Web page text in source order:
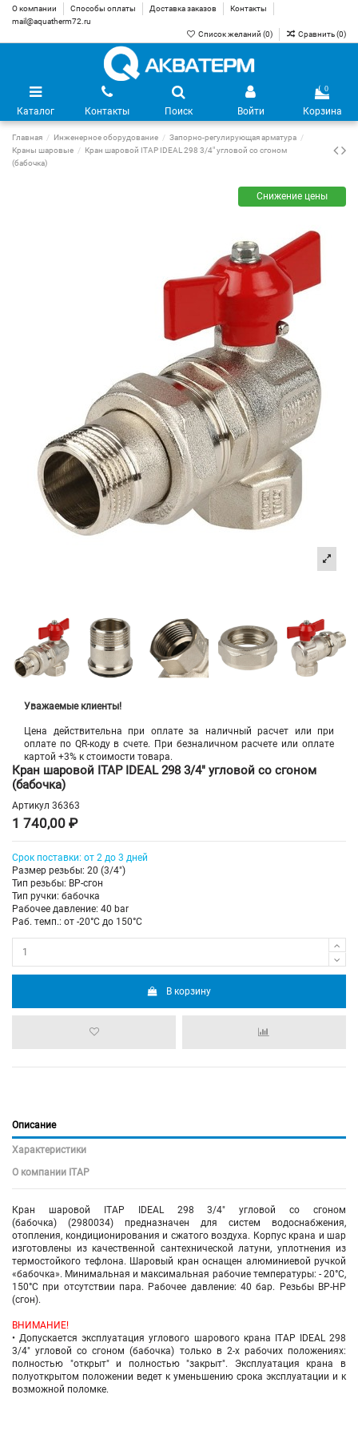
О компании Способы оплаты Доставка заказов
Контакты
mail@aquatherm72.ru
Список желаний (0) Сравнить (0)
Каталог Контакты Поиск Войти
0
Корзина
Главная Инженерное оборудование
Запорно-регулирующая арматура
Краны шаровые
Кран шаровой ITAP IDEAL 298 3/4" угловой со сгоном
(бабочка)
Снижение цены
Уважаемые клиенты!
Цена действительна при оплате за наличный расчет или при
оплате по QR-коду в счете. При безналичном расчете или оплате
картой +3% к стоимости товара.
Кран шаровой ITAP IDEAL 298 3/4" угловой со сгоном
(бабочка)
Артикул 36363
1 740,00 ₽
Срок поставки: от 2 до 3 дней
Размер резьбы: 20 (3/4")
Тип резьбы: ВР-сгон
Тип ручки: бабочка
Рабочее давление: 40 bar
Раб. темп.: от -20°C до 150°C
В корзину
Описание
Характеристики
О компании ITAP
Кран шаровой ITAP IDEAL 298 3/4" угловой со сгоном
(бабочка) (2980034) предназначен для систем водоснабжения,
отопления, кондиционирования и сжатого воздуха. Корпус крана и шар
изготовлены из качественной сантехнической латуни, уплотнения из
термостойкого тефлона. Шаровый кран оснащен алюминиевой ручкой
«бабочка». Минимальная и максимальная рабочие температуры: - 20°C,
150°C при отсутствии пара. Рабочее давление: 40 бар. Резьбы ВР-НР
(сгон).
ВНИМАНИЕ!
• Допускается эксплуатация углового шарового крана
ITAP IDEAL 298
3/4" угловой со сгоном (бабочка) только в 2-х рабочих положениях:
полностью "открыт" и полностью "закрыт". Эксплуатация крана в
полуоткрытом положении ведет к уменьшению срока эксплуатации и к
возможной поломке.